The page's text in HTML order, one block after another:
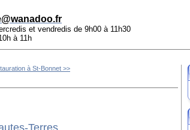
et vendredis de 9h00 à 11h30
à 11h
à St-Bonnet >>